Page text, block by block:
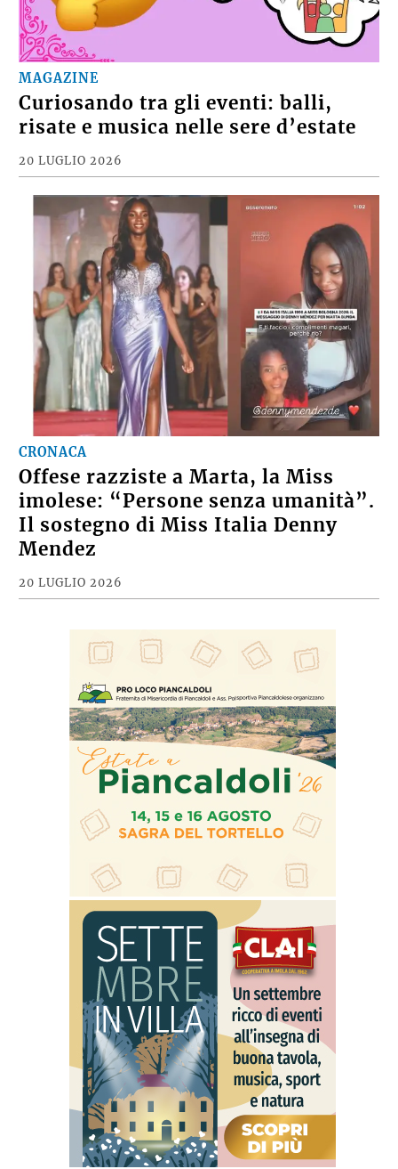
MAGAZINE
Curiosando tra gli eventi: balli,
risate e musica nelle sere d’estate
20 LUGLIO 2026
CRONACA
Offese razziste a Marta, la Miss
imolese: “Persone senza umanità”.
Il sostegno di Miss Italia Denny
Mendez
20 LUGLIO 2026